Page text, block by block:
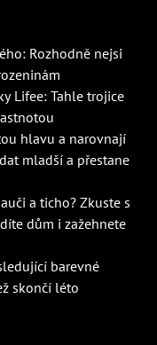
Rozhodně nejsi
Lifee: Tahle trojice
hlavu a narovnají
mladší a přestane
a ticho? Zkuste s
dům i zažehnete
barevné
skončí léto